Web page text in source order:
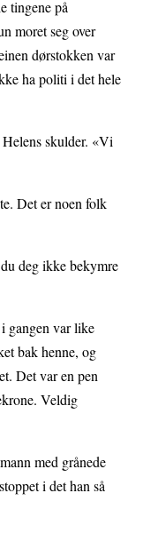
tingene på
moret seg over
dørstokken var
ha politi i det hele
skulder. «Vi
Det er noen folk
deg ikke bekymre
gangen var like
bak henne, og
Det var en pen
Veldig
med grånede
i det han så